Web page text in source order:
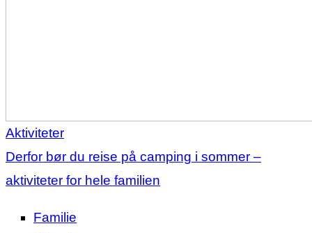
Aktiviteter
Derfor bør du reise på camping i sommer –
aktiviteter for hele familien
Familie